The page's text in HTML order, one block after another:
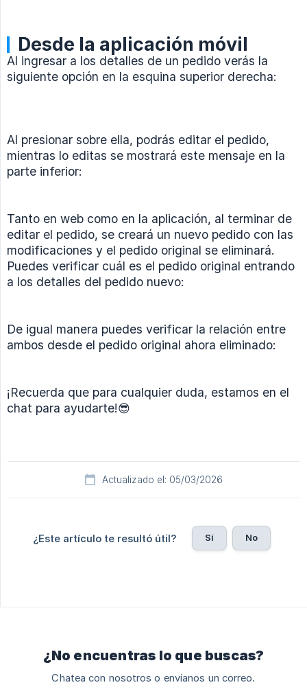
Desde la aplicación móvil
Al ingresar a los detalles de un pedido verás la
siguiente opción en la esquina superior derecha:
Al presionar sobre ella, podrás editar el pedido,
mientras lo editas se mostrará este mensaje en la
parte inferior:
Tanto en web como en la aplicación, al terminar de
editar el pedido, se creará un nuevo pedido con las
modificaciones y el pedido original se eliminará.
Puedes verificar cuál es el pedido original entrando
a los detalles del pedido nuevo:
De igual manera puedes verificar la relación entre
ambos desde el pedido original ahora eliminado:
¡Recuerda que para cualquier duda, estamos en el
chat para ayudarte!😎
Actualizado el: 05/03/2026
¿Este artículo te resultó útil? Sí No
¿No encuentras lo que buscas?
Chatea con nosotros o envíanos un correo.